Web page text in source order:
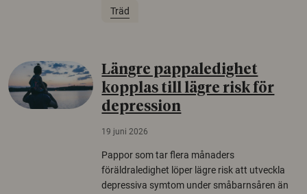
Träd
Längre pappaledighet
kopplas till lägre risk för
depression
19 juni 2026
Pappor som tar flera månaders
föräldraledighet löper lägre risk att utveckla
depressiva symtom under småbarnsåren än